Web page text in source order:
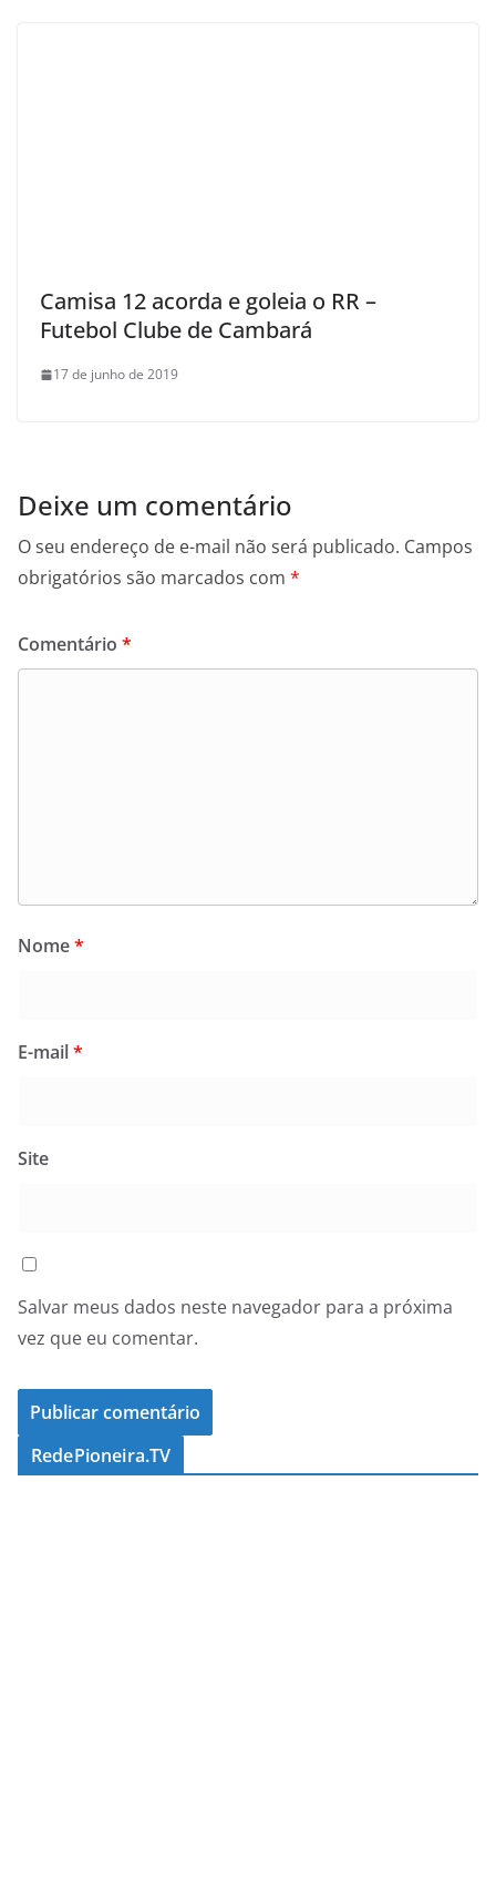
Camisa 12 acorda e goleia o RR –
Futebol Clube de Cambará
17 de junho de 2019
Deixe um comentário
O seu endereço de e-mail não será publicado. Campos
obrigatórios são marcados com *
Comentário *
Nome*
E-mail*
Site
Salvar meus dados neste navegador para a próxima
vez que eu comentar.
RedePioneira.TV